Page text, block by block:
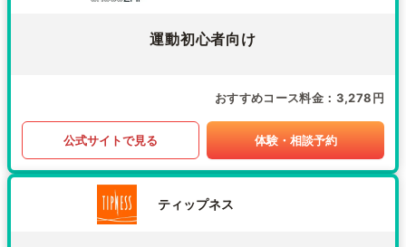
運動初心者向け
おすすめコース料金 3,278円
公式サイトで見る 体験・相談予約
ティップネス